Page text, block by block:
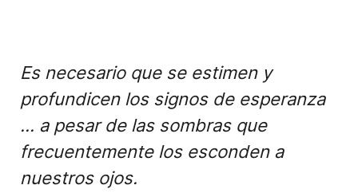
Es necesario que se estimen y
profundicen los signos de esperanza
... a pesar de las sombras que
frecuentemente los esconden a
nuestros ojos.